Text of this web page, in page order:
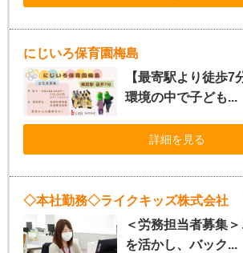
にじいろ保育園梅島
【最寄駅より徒歩7
環境の中で子ども...
詳細を見る
◇本社勤務◇ライクキッズ株式会社
＜労務担当者募集
を活かし、バック...